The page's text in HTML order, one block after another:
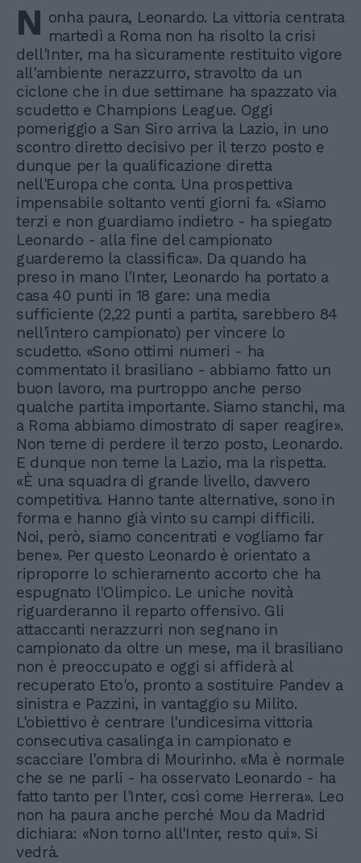
N onha paura, Leonardo. La vittoria centrata
martedì a Roma non ha risolto la crisi
dell'Inter, ma ha sicuramente restituito vigore
all'ambiente nerazzurro, stravolto da un
ciclone che in due settimane ha spazzato via
scudetto e Champions League. Oggi
pomeriggio a San Siro arriva la Lazio, in uno
scontro diretto decisivo per il terzo posto e
dunque per la qualificazione diretta
nell'Europa che conta. Una prospettiva
impensabile soltanto venti giorni fa. «Siamo
terzi e non guardiamo indietro - ha spiegato
Leonardo - alla fine del campionato
guarderemo la classifica». Da quando ha
preso in mano l'Inter, Leonardo ha portato a
casa 40 punti in 18 gare: una media
sufficiente (2,22 punti a partita, sarebbero 84
nell'intero campionato) per vincere lo
scudetto. «Sono ottimi numeri - ha
commentato il brasiliano - abbiamo fatto un
buon lavoro, ma purtroppo anche perso
qualche partita importante. Siamo stanchi, ma
a Roma abbiamo dimostrato di saper reagire».
Non teme di perdere il terzo posto, Leonardo.
E dunque non teme la Lazio, ma la rispetta.
«È una squadra di grande livello, davvero
competitiva. Hanno tante alternative, sono in
forma e hanno già vinto su campi difficili.
Noi, però, siamo concentrati e vogliamo far
bene». Per questo Leonardo è orientato a
riproporre lo schieramento accorto che ha
espugnato l'Olimpico. Le uniche novità
riguarderanno il reparto offensivo. Gli
attaccanti nerazzurri non segnano in
campionato da oltre un mese, ma il brasiliano
non è preoccupato e oggi si affiderà al
recuperato Eto'o, pronto a sostituire Pandev a
sinistra e Pazzini, in vantaggio su Milito.
L'obiettivo è centrare l'undicesima vittoria
consecutiva casalinga in campionato e
scacciare l'ombra di Mourinho. «Ma è normale
che se ne parli - ha osservato Leonardo - ha
fatto tanto per l'Inter, così come Herrera». Leo
non ha paura anche perché Mou da Madrid
dichiara: «Non torno all'Inter, resto qui». Si
vedrà.